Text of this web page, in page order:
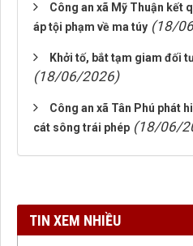
Công an xã Mỹ Thuận kết
áp tội phạm về ma túy (18/
Khởi tố, bắt tạm giam đối
(18/06/2026)
Công an xã Tân Phú phát
cát sông trái phép (18/06/
TIN XEM NHIỀU